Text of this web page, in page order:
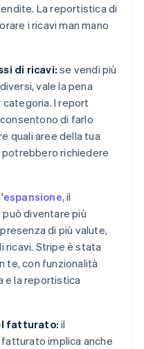
La reportistica di
i ricavi man mano
di ricavi:se vendi più
vale la pena
I report
di farlo
quali aree della tua
richiedere
espansione, il
diventare più
di più valute,
ricavi. Stripe è stata
te, con funzionalità
e la reportistica
fatturato: il
implica anche